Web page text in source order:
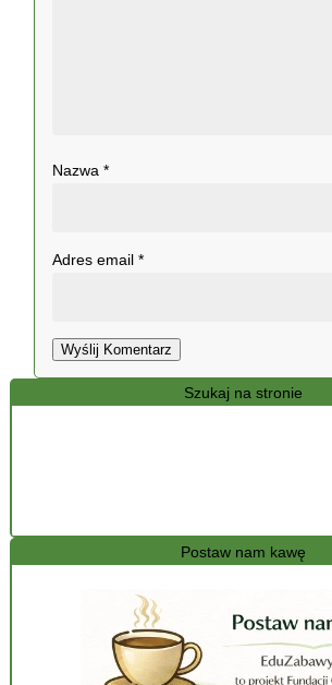
Szukaj na stronie
Postaw nam kawę
Nazwa*
Adres email*
Wyślij Komentarz